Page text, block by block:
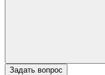
Задать вопрос